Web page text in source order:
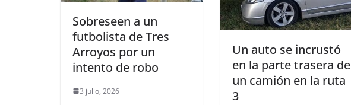
Sobreseen a un
futbolista de Tres
Arroyos por un
intento de robo
3 julio, 2026
Un auto se incrustó
en la parte trasera de
un camión en la ruta
3